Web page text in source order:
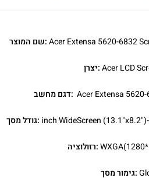
:שם המוצר
Acer LCD:יצרן
Acer Extensa :דגם מחשב
:גודל מסך
:רזולוציה
:גימור מסך